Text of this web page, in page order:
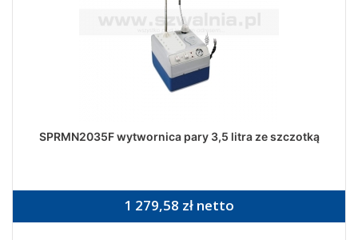
SPRMN2035F wytwornica pary 3,5 litra ze szczotką
1 279,58 zł netto